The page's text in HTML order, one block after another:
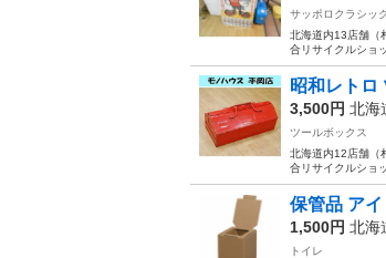
サッポロクラシック
北海道内13店舗（
合リサイクルショ
昭和レトロ
3,500円 北海
ツールボックス
北海道内12店舗（
合リサイクルショ
保管品 ア
1,500円 北海
トイレ